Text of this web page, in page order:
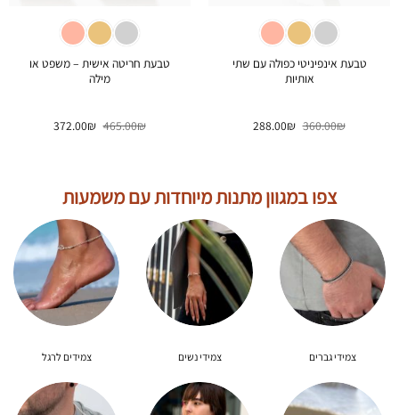
טבעת אינפיניטי כפולה עם שתי
אותיות
360.00₪ המחיר
המקורי
288.00₪ המחיר
טבעת חריטה אישית – משפט או
מילה
465.00₪ המחיר
המקורי
372.00₪ המחיר
צפו במגוון מתנות מיוחדות עם משמעות
צמידי גברים צמידי נשים צמידים לרגל